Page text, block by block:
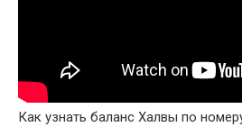
Как узнать баланс Халвы по